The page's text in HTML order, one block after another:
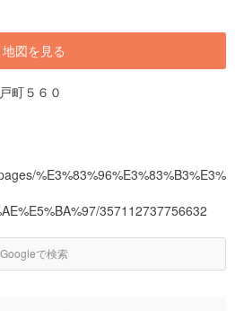
地図を見る
町５６０
%E3%83%96%E3%83%B3%E3%
357112737756632
Googleで検索